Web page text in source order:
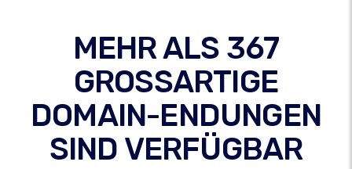
MEHR ALS 367
GROSSARTIGE
DOMAIN-ENDUNGEN
SIND VERFÜGBAR